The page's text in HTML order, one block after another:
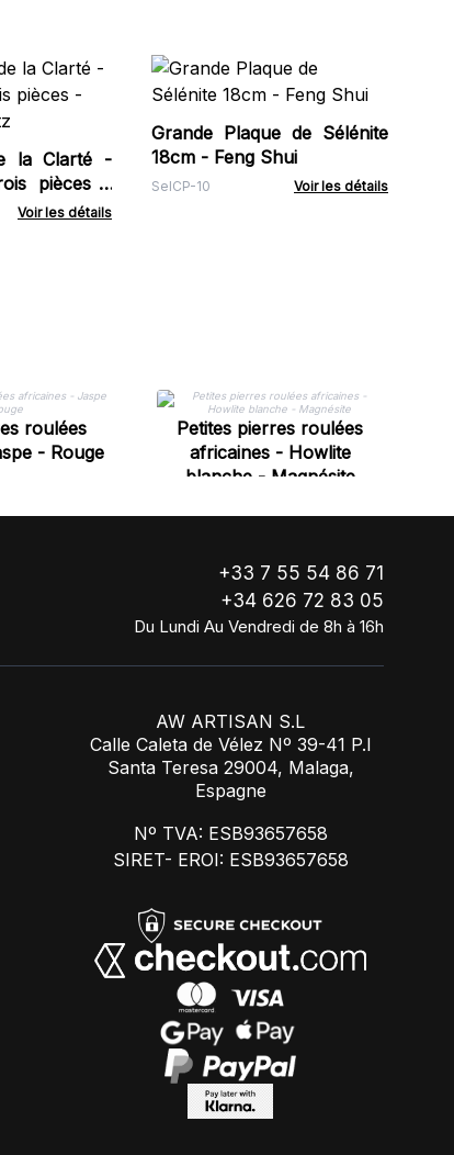
la Clarté -
pièces -
Voir les détails
Grande Plaque de Sélénite
18cm - Feng Shui
SelCP-10 Voir les détails
roulées
- Rouge
Petites pierres roulées
africaines - Howlite
blanche - Magnésite
+33 7 55 54 86 71
+34 626 72 83 05
Du Lundi Au Vendredi de 8h à 16h
AW ARTISAN S.L
Calle Caleta de Vélez Nº 39-41 P.I
Santa Teresa 29004, Malaga,
Espagne
Nº TVA: ESB93657658
SIRET- EROI: ESB93657658